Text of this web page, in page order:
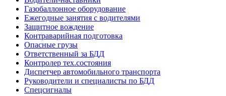
Газобаллонное оборудование
Ежегодные занятия с водителями
Защитное вождение
Контраварийная подготовка
Опасные грузы
Ответственный за БДД
Контролер тех.состояния
Диспетчер автомобильного транспорта
Руководители и специалисты по БДД
Спецсигналы